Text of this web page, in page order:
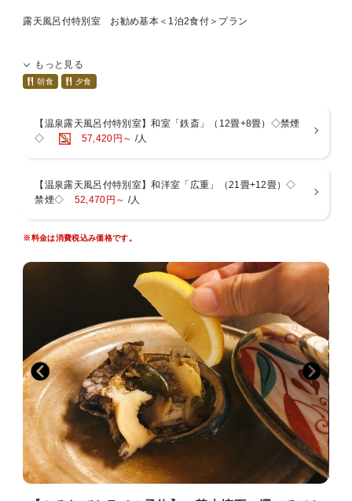
す。
露天風呂付特別室 お勧め基本＜1泊2食付＞プラン
・2022年4月21日にリニューアルしました源泉掛け流し温泉露天風呂
付客室【広重】
自家源泉かけ流し(温度調整の為加水あり)の客室露天風呂で優雅なひ
と時をお過ごしくださいませ。
上記２タイプでご宿泊のお客様はご夕食の内容が特別室用にグレード
アップ。
湯河原の街を望む閑静な高台に立地する当館。
『2012年＆2017年ミシュランガイド北海道』にも掲載された函館の
「割烹旅館 若松」成田料理長監修の“至高の和食”を、
当館では地元の厳選食材を使った懐石料理でご堪能いただけます。
【若松】の真髄とも言えるお料理に、歳月を重ねて磨いてきたおもて
なしの心を添えて。
ここ湯河原で、至福のひとときをお過ごしください。
■お食事－お部屋または個室食事処－
相模湾で捕れた「海の幸」や旬の食材から器に至るまで、細部にまで
工夫を凝らした料理長こだわりの懐石をご用意いたします。
※献立は月替わりになりますが、仕入れ状況により献立が変更となる
場合がございます。
※当館は基本お部屋食になりますが、４名様以上の場合は夕朝食共に
別部屋での個室食となる場合がございます。
もっと見る
朝食 夕食
【温泉露天風呂付特別室】和室「鉄斎」（12畳+8畳）◇禁煙
◇
57,420円～ /人
【温泉露天風呂付特別室】和洋室「広重」（21畳+12畳）◇
禁煙◇ 52,470円～ /人
※料金は消費税込み価格です。